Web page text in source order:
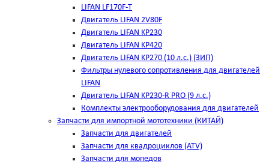
LIFAN LF170F-T
Двигатель LIFAN 2V80F
Двигатель LIFAN KP230
Двигатель LIFAN KP420
Двигатель LIFAN KP270 (10 л.с.) (ЗИП)
Фильтры нулевого сопротивления для двигателей
LIFAN
Двигатель LIFAN KP230-R PRO (9 л.с.)
Комплекты электрооборудования для двигателей
Запчасти для импортной мототехники (КИТАЙ)
Запчасти для двигателей
Запчасти для квадроциклов (ATV)
Запчасти для мопедов